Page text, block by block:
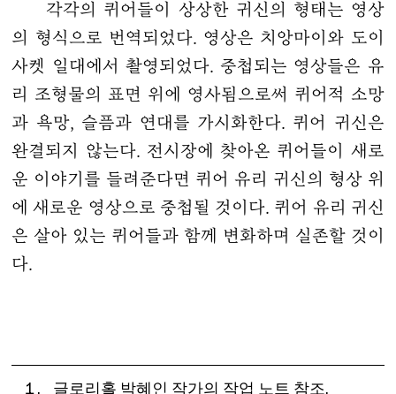
각각의 퀴어들이 상상한 귀신의 형태는 영상
의 형식으로 번역되었다. 영상은 치앙마이와 도이
사켓 일대에서 촬영되었다. 중첩되는 영상들은 유
리 조형물의 표면 위에 영사됨으로써 퀴어적 소망
과 욕망, 슬픔과 연대를 가시화한다. 퀴어 귀신은
완결되지 않는다. 전시장에 찾아온 퀴어들이 새로
운 이야기를 들려준다면 퀴어 유리 귀신의 형상 위
에 새로운 영상으로 중첩될 것이다. 퀴어 유리 귀신
은 살아 있는 퀴어들과 함께 변화하며 실존할 것이
다.
글로리홀 박혜인 작가의 작업 노트 참조.